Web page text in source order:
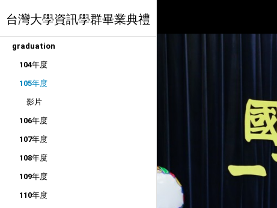
台灣大學資訊學群畢業典禮
graduation
104年度
105年度
影片
106年度
107年度
108年度
109年度
110年度